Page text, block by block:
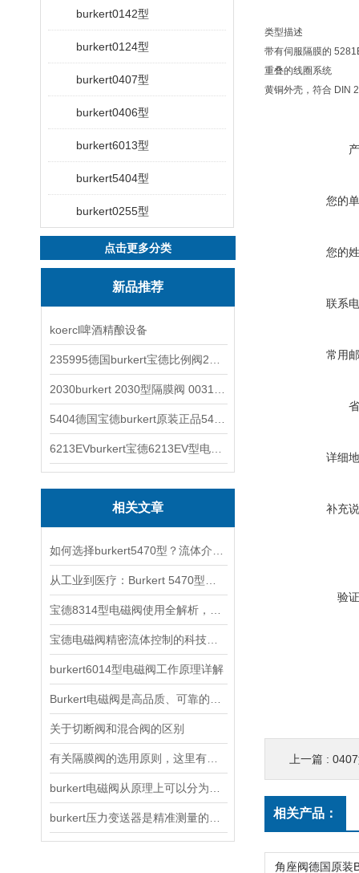
burkert0142型
burkert0124型
burkert0407型
burkert0406型
burkert6013型
burkert5404型
burkert0255型
点击更多分类
新品推荐
koercl啤酒精酿设备
相关文章
burkert6014型电磁阀工作原理详解
关于切断阀和混合阀的区别
类型描述
带有伺服隔膜的
重叠的线圈系统
黄铜外壳，符合 DIN
您的
您的
联系
常用
详细
补充
验
上一篇 :
相关产品：